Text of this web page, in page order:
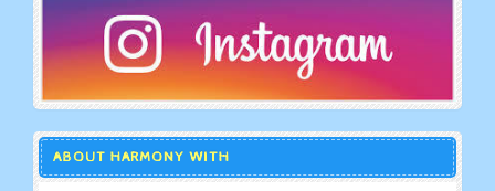
ABOUT HARMONY WITH